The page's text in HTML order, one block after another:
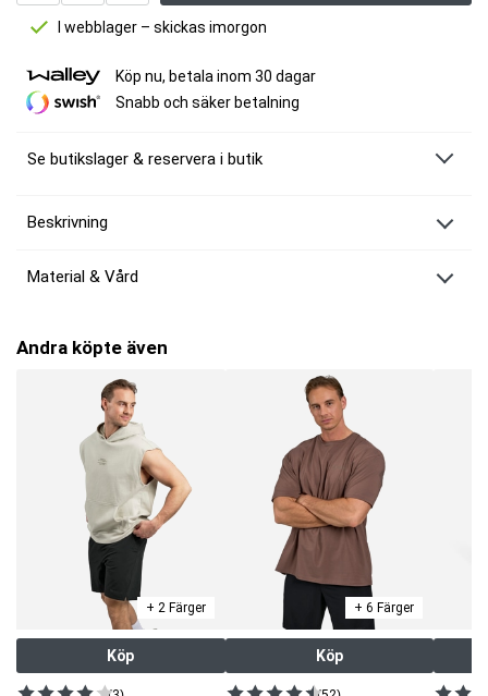
I webblager – skickas imorgon
Köp nu, betala inom 30 dagar
Snabb och säker betalning
Se butikslager & reservera i butik
Beskrivning
En ärmlös hoodie i kraftigt material och avslappnad passform, perfekt
extra skön att bära – både under uppvärmning och mellan passen.
Oversize med maximal rörelsefrihet
Den oversized siluetten ger gott om rörelseutrymme och en modern look,
samtidigt som den ärmlösa designen låter dig röra dig fritt och obehindrat.
Ett perfekt val för intensiva träningspass eller som ett stilrent lager till
vardags. Materialet ger en stabil känsla utan att kompromissa med
Modellens längd:
193 cm
Modellen bär storlek:L
Oversized
Black, Warm Grey
1160200009-1001
Tillverkare:
MM Sports
Material & Vård
Andra köpte även
+ 2 Färger
Köp
+ 6 Färger
Köp